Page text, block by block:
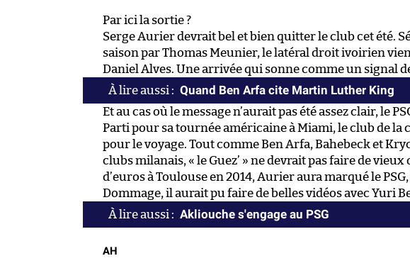
Par ici la sortie ?
Serge Aurier devrait bel et bien quitter le club cet été.
saison par Thomas Meunier, le latéral droit ivoirien
Daniel Alves. Une arrivée qui sonne comme un signal
Quand Ben Arfa cite Martin Luther King
Et au cas où le message n’aurait pas été assez clair, le
Parti pour sa tournée américaine à Miami, le club de la
pour le voyage. Tout comme Ben Arfa, Bahebeck et
clubs milanais, « le Guez’ » ne devrait pas faire de
d’euros à Toulouse en 2014, Aurier aura marqué le PSG,
Dommage, il aurait pu faire de belles vidéos avec Yuri
Akliouche s'engage au PSG
AH